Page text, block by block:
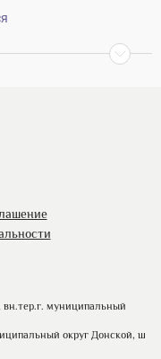
вн.тер.г. муниципальный
округ Донской, ш